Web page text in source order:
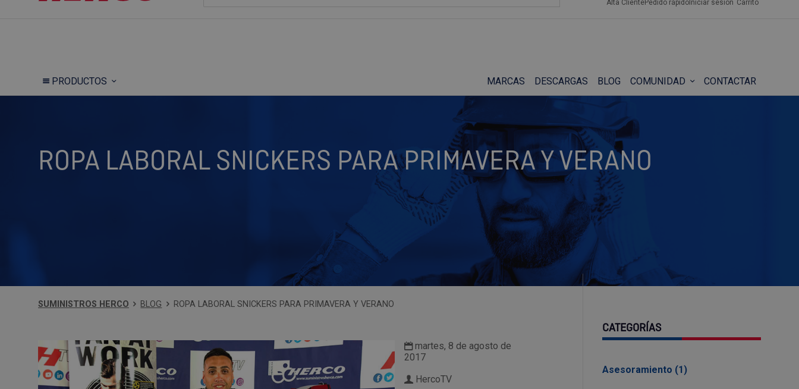
Alta ClientePedido rápido Iniciar sesión Carrito
PRODUCTOS MARCAS DESCARGAS BLOG COMUNIDAD CONTACTAR
ROPA LABORAL SNICKERS PARA PRIMAVERA Y VERANO
SUMINISTROS HERCO BLOG ROPA LABORAL SNICKERS PARA PRIMAVERA Y VERANO
martes, 8 de agosto de
2017
HercoTV
CATEGORÍAS
Asesoramiento (1)